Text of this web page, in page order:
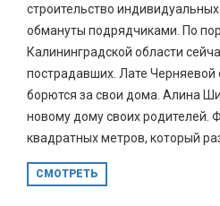
строительство
обмануты подрядчиками. По
Калининградской области
пострадавших. Лате Черняевой
борются за свои дома. Алина
новому дому своих
квадратных метров, который
СМОТРЕТЬ